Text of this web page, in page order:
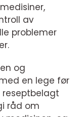
av
problemer
og
en lege før
råd om